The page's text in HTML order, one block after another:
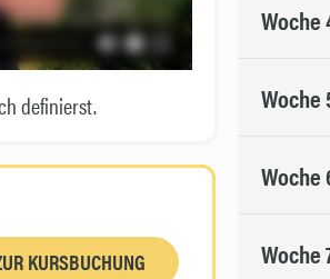
definierst.
KURSBUCHUNG
Woche
Woche
Woche
Woche